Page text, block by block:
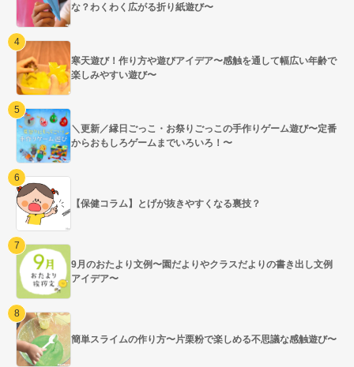
な？わくわく広がる折り紙遊び〜
寒天遊び！作り方や遊びアイデア〜感触を通して幅広い年齢で
楽しみやすい遊び〜
＼更新／縁日ごっこ・お祭りごっこの手作りゲーム遊び〜定番
からおもしろゲームまでいろいろ！〜
【保健コラム】とげが抜きやすくなる裏技？
9月のおたより文例〜園だよりやクラスだよりの書き出し文例
アイデア〜
簡単スライムの作り方〜片栗粉で楽しめる不思議な感触遊び〜